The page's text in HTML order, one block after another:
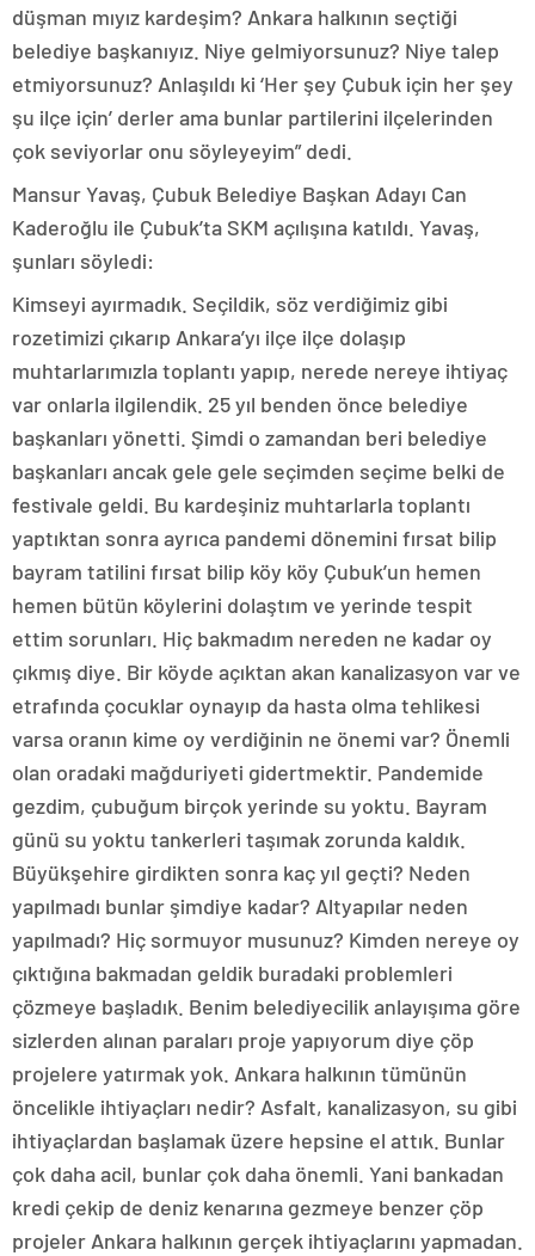
düşman mıyız kardeşim? Ankara halkının seçtiği
belediye başkanıyız. Niye gelmiyorsunuz? Niye talep
etmiyorsunuz? Anlaşıldı ki ‘Her şey Çubuk için her şey
şu ilçe için’ derler ama bunlar partilerini ilçelerinden
çok seviyorlar onu söyleyeyim” dedi.
Mansur Yavaş, Çubuk Belediye Başkan Adayı Can
Kaderoğlu ile Çubuk’ta SKM açılışına katıldı. Yavaş,
şunları söyledi:
Kimseyi ayırmadık. Seçildik, söz verdiğimiz gibi
rozetimizi çıkarıp Ankara’yı ilçe ilçe dolaşıp
muhtarlarımızla toplantı yapıp, nerede nereye ihtiyaç
var onlarla ilgilendik. 25 yıl benden önce belediye
başkanları yönetti. Şimdi o zamandan beri belediye
başkanları ancak gele gele seçimden seçime belki de
festivale geldi. Bu kardeşiniz muhtarlarla toplantı
yaptıktan sonra ayrıca pandemi dönemini fırsat bilip
bayram tatilini fırsat bilip köy köy Çubuk’un hemen
hemen bütün köylerini dolaştım ve yerinde tespit
ettim sorunları. Hiç bakmadım nereden ne kadar oy
çıkmış diye. Bir köyde açıktan akan kanalizasyon var ve
etrafında çocuklar oynayıp da hasta olma tehlikesi
varsa oranın kime oy verdiğinin ne önemi var? Önemli
olan oradaki mağduriyeti gidertmektir. Pandemide
gezdim, çubuğum birçok yerinde su yoktu. Bayram
günü su yoktu tankerleri taşımak zorunda kaldık.
Büyükşehire girdikten sonra kaç yıl geçti? Neden
yapılmadı bunlar şimdiye kadar? Altyapılar neden
yapılmadı? Hiç sormuyor musunuz? Kimden nereye oy
çıktığına bakmadan geldik buradaki problemleri
çözmeye başladık. Benim belediyecilik anlayışıma göre
sizlerden alınan paraları proje yapıyorum diye çöp
projelere yatırmak yok. Ankara halkının tümünün
öncelikle ihtiyaçları nedir? Asfalt, kanalizasyon, su gibi
ihtiyaçlardan başlamak üzere hepsine el attık. Bunlar
çok daha acil, bunlar çok daha önemli. Yani bankadan
kredi çekip de deniz kenarına gezmeye benzer çöp
projeler Ankara halkının gerçek ihtiyaçlarını yapmadan.